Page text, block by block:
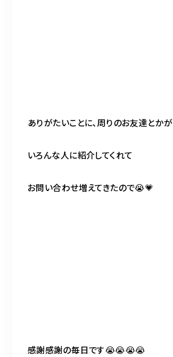
ありがたいことに、周りのお友達とかが
いろんな人に紹介してくれて
お問い合わせ増えてきたので😭💗
感謝感謝の毎日です😭😭😭😭